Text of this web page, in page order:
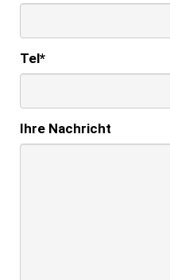
Tel*
Ihre Nachricht